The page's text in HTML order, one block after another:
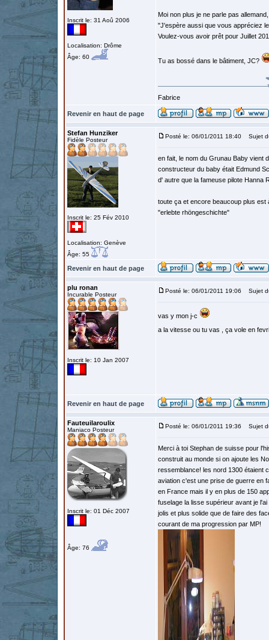
Inscrit le: 31 Aoû 2006
Localisation: Drôme
Âge: 60
Moi non plus je ne parle pas
"J'espère aussi que vous appréciez
Voulez-vous avoir prêt pour Juillet
Tu as bossé dans le bâtiment, JC?
Fabrice
Revenir en haut de page
Stefan Hunziker
Fidèle Posteur
Inscrit le: 25 Fév 2010
Localisation: Genève
Âge: 55
Posté le: 06/01/2011 18:40 Sujet
en fait, le nom du Grunau Baby vient
constructeur du baby était Edmund
d' autre que la fameuse pilote Hanna
toute ça et encore beaucoup plus est
"erlebte rhöngeschichte"
Revenir en haut de page
plu ronan
Incurable Posteur
Inscrit le: 10 Jan 2007
Posté le: 06/01/2011 19:06 Sujet
vas y mon j-c
a la vitesse ou tu vas , ça vole en
Revenir en haut de page
Fauteuilaroulix
Maniaco Posteur
Inscrit le: 01 Déc 2007
Âge: 76
Posté le: 06/01/2011 19:36 Sujet
Merci à toi Stephan de suisse pour
construit au monde si on ajoute les
ressemblance! les nord 1300 étaient
aviation c'est une prise de guerre en
en France mais il y en plus de 150
fuselage la lisse supérieur avant je
jolis et plus solide que de faire des
courant de ma progression par MP!